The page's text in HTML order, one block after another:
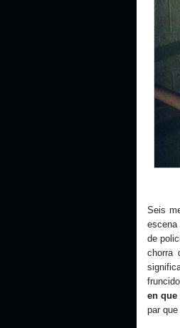
Seis
de
chorra
en que
par